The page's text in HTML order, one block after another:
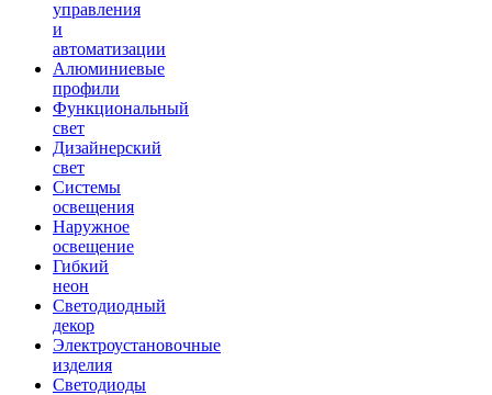
управления
и
автоматизации
Алюминиевые
профили
Функциональный
свет
Дизайнерский
свет
Системы
освещения
Наружное
освещение
Гибкий
неон
Светодиодный
декор
Электроустановочные
изделия
Светодиоды